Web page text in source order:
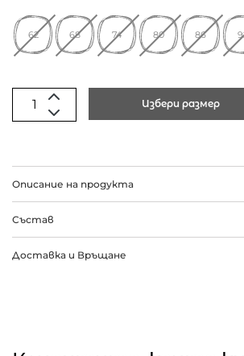
62 68 74 80 86
Избери размер
Описание на продукта
Състав
Доставка и Връщане